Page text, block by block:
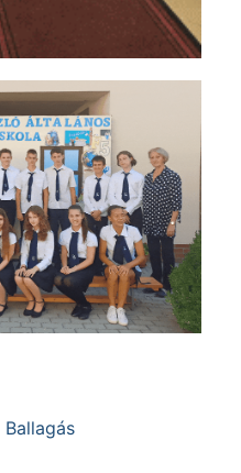
Ballagás